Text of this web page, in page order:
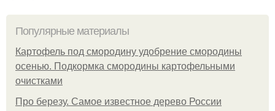
Популярные материалы
Картофель под смородину удобрение смородины
осенью. Подкормка смородины картофельными
очистками
Про березу. Самое известное дерево России